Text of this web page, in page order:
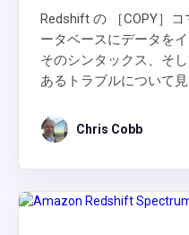
Redshift の ［COPY］
ータベースにデータを
そのシンタックス、そ
あるトラブルについて見
Chris Cobb